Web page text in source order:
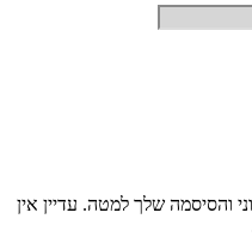
והסיסמה שלך למטה. עדיין אין